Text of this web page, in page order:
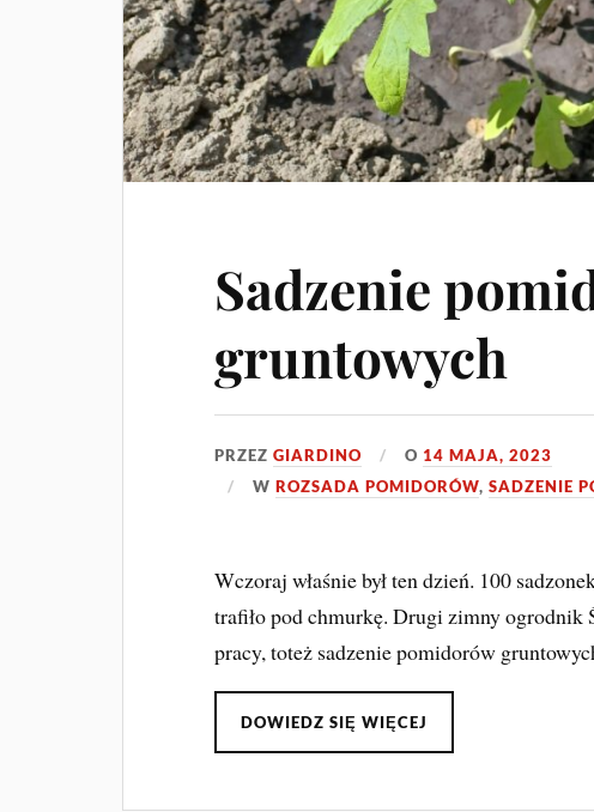
Sadzenie
gruntowych
PRZEZGIARDINO O 14 MAJA, 2023
WROZSADA POMIDORÓW,SADZENIE
Wczoraj właśnie był ten dzień. 100
trafiło pod chmurkę. Drugi zimny ogrodnik
pracy, toteż sadzenie pomidorów
DOWIEDZ SIĘ WIĘCEJ